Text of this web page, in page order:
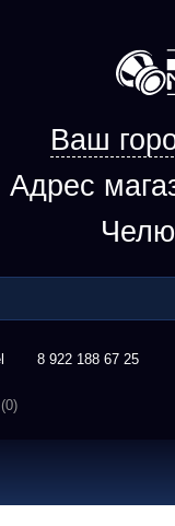
Ваш
Адрес
8 922 188 67 25
(0)